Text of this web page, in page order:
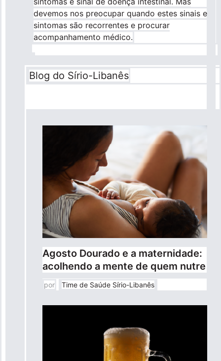
devemos nos preocupar quando estes sinais e
sintomas são recorrentes e procurar
acompanhamento médico.
Blog do Sírio-Libanês
Agosto Dourado e a maternidade:
acolhendo a mente de quem nutre
por Time de Saúde Sírio-Libanês